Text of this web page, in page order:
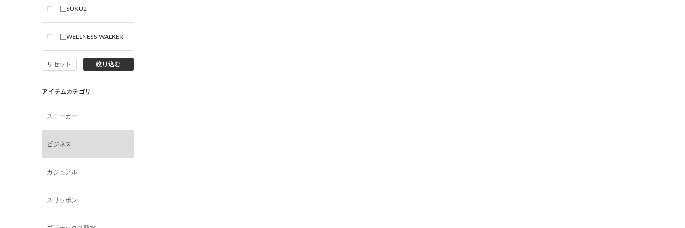
SUKU2
WELLNESS WALKER
リセット 絞り込む
アイテムカテゴリ
スニーカー
ビジネス
カジュアル
スリッポン